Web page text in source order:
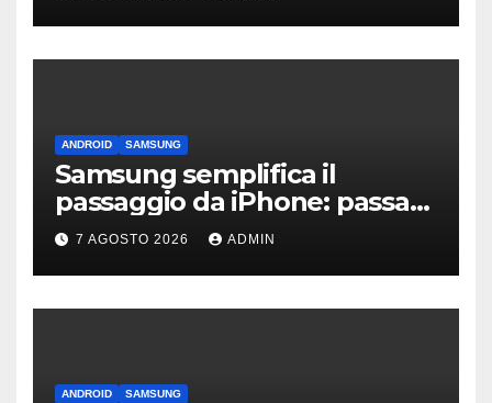
ANDROID SAMSUNG
Samsung semplifica il
passaggio da iPhone: passa
WhatsApp e c’è l’assistenza
7 AGOSTO 2026 ADMIN
ANDROID SAMSUNG